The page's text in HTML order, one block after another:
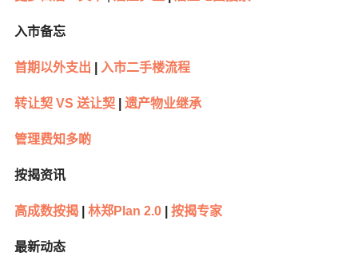
入市备忘
首期以外支出 入市二手楼流程
转让契 VS 送让契 遗产物业继承
管理费知多啲
按揭资讯
高成数按揭| 林郑Plan 2.0| 按揭专家
最新动态